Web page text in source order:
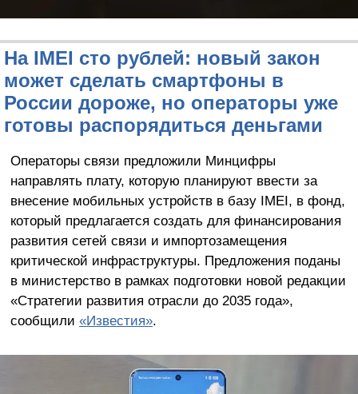
На IMEI сто рублей: новый закон
может сделать смартфоны в
России дороже, но операторы уже
готовы распорядиться деньгами
Операторы связи предложили Минцифры
направлять плату, которую планируют ввести за
внесение мобильных устройств в базу IMEI, в фонд,
который предлагается создать для финансирования
развития сетей связи и импортозамещения
критической инфраструктуры. Предложения поданы
в министерство в рамках подготовки новой редакции
«Стратегии развития отрасли до 2035 года»,
сообщили «Известия».